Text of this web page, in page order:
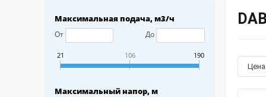
Максимальная подача, м3/ч
От До
21 106 190
Максимальный напор, м